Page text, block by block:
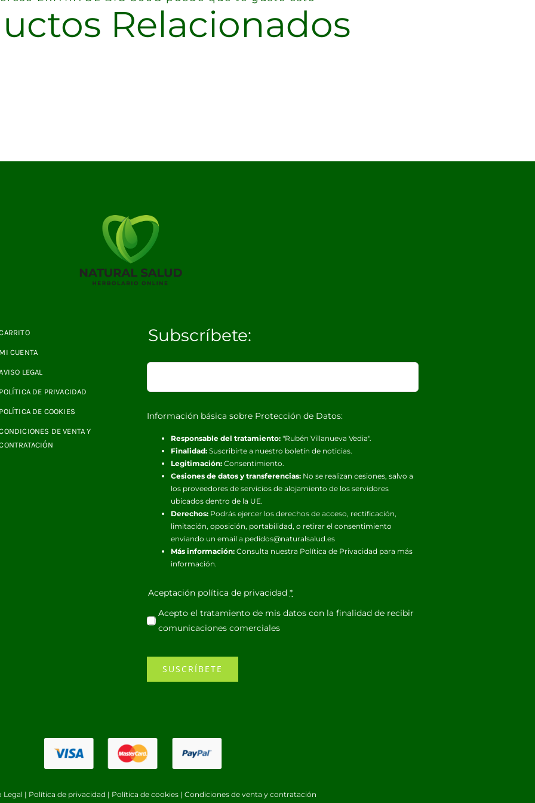
Relacionados
CUENTA
LEGAL
DE PRIVACIDAD
DE COOKIES
DE VENTA Y
Subscríbete:
Información básica sobre Protección de Datos:
Responsable del tratamiento: "Rubén Villanueva Vedia".
Finalidad: Suscribirte a nuestro boletín de noticias.
Legitimación: Consentimiento.
Cesiones de datos y transferencias: No se realizan cesiones, salvo a
los proveedores de servicios de alojamiento de los servidores
ubicados dentro de la UE.
Derechos: Podrás ejercer los derechos de acceso, rectificación,
limitación, oposición, portabilidad, o retirar el consentimiento
enviando un email a pedidos@naturalsalud.es
Más información: Consulta nuestra Política de Privacidad para más
información.
Aceptación política de privacidad*
Acepto el tratamiento de mis datos con la finalidad de recibir
comunicaciones comerciales
SUSCRÍBETE
Legal | Política de privacidad | Política de cookies | Condiciones de venta y contratación